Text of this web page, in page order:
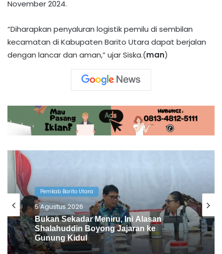
November 2024.
“Diharapkan penyaluran logistik pemilu di sembilan
kecamatan di Kabupaten Barito Utara dapat berjalan
dengan lancar dan aman,” ujar Siska.(man)
Pemkab Barito Utara
4 Agustus 2026
Pemkab Barito Utara Kaji Tiru Tata
Kelola Pemerintahan ke DIY